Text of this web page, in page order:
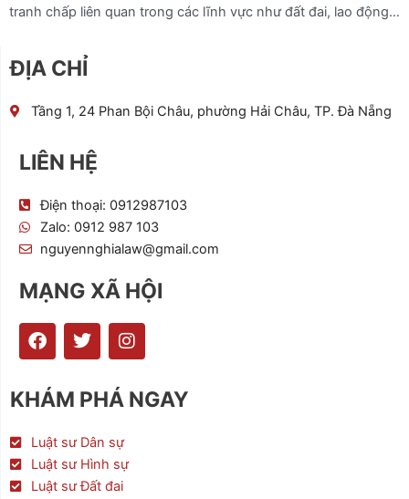
tranh chấp liên quan trong các lĩnh vực như đất đai, lao động…
ĐỊA CHỈ
Tầng 1, 24 Phan Bội Châu, phường Hải Châu, TP. Đà Nẵng
LIÊN HỆ
Điện thoại: 0912987103
Zalo: 0912 987 103
nguyennghialaw@gmail.com
MẠNG XÃ HỘI
F
a
e
b
o
k
T
w
t
t
r
I
n
t
a
a
KHÁM PHÁ NGAY
Luật sư Dân sự
Luật sư Hình sự
Luật sư Đất đai